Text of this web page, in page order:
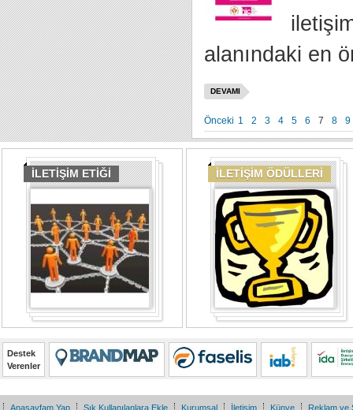
alanındaki en
DEVAMI
Önceki 1 2 3 4 5 6 7 8 9
İLETİŞİM ETİĞİ İLETİŞİM ÖDÜLLERİ
Destek
Verenler
Anasayfam Yap Sık Kullanılanlara Ekle Kurumsal İletişim Künye Reklam ve